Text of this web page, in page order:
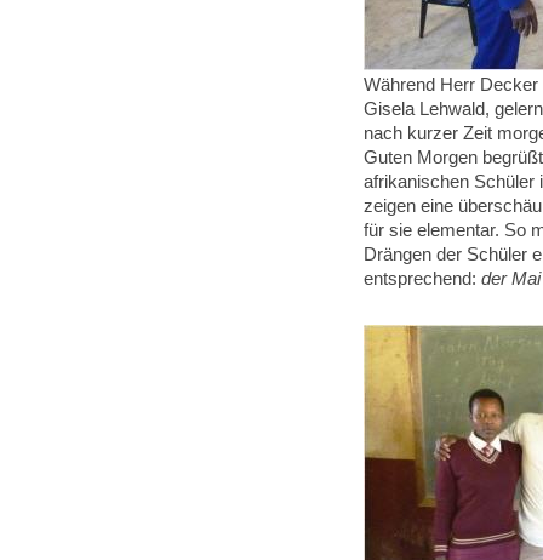
Während Herr
Gisela Lehwald,
nach kurzer Zeit
Guten Morgen
afrikanischen Schüler
zeigen eine
für sie elementar. So
Drängen der Schüler
entsprechend: der